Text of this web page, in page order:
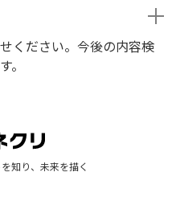
ください。今後の内容検
。
知り、未来を描く